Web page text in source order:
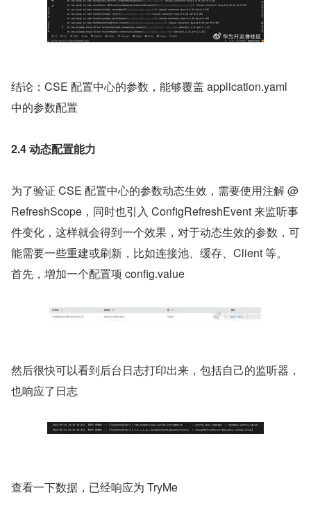
结论：CSE 配置中心的参数，能够覆盖 application.yaml
中的参数配置
2.4 动态配置能力
为了验证 CSE 配置中心的参数动态生效，需要使用注解 @
RefreshScope，同时也引入 ConfigRefreshEvent 来监听事
件变化，这样就会得到一个效果，对于动态生效的参数，可
能需要一些重建或刷新，比如连接池、缓存、Client 等。
首先，增加一个配置项 config.value
然后很快可以看到后台日志打印出来，包括自己的监听器，
也响应了日志
​查看一下数据，已经响应为 TryMe